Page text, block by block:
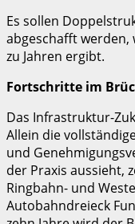
Es sollen
abgeschafft werden,
zu Jahren ergibt.
Fortschritte im
Das Infrastruktur-
Allein die
und
der Praxis aussieht,
Ringbahn- und
Autobahndreieck